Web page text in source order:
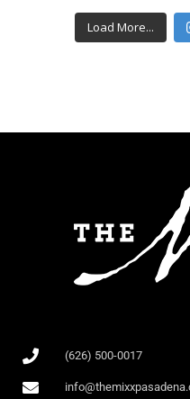
Load More...
(626) 500-0017